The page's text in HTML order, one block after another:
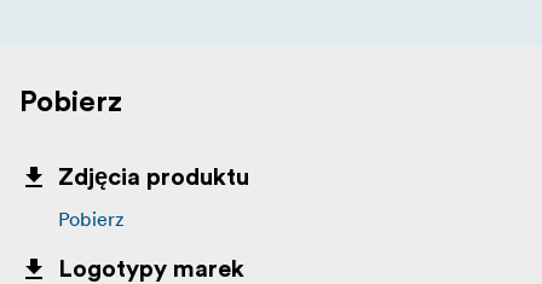
Pobierz
Zdjęcia produktu
Pobierz
Logotypy marek